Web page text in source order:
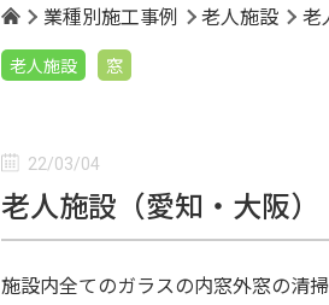
業種別施工事例 老人施設 老
老人施設 窓
22/03/04
老人施設（愛知・大阪）
施設内全てのガラスの内窓外窓の清